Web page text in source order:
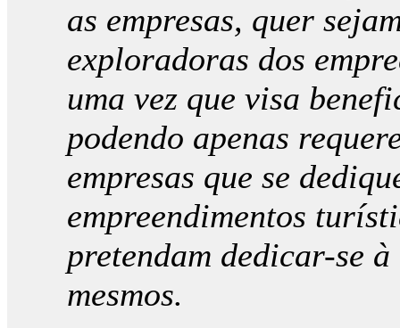
as empresas, quer
exploradoras dos
uma vez que visa
podendo apenas
empresas que se
empreendimentos
pretendam dedicar-se
mesmos.